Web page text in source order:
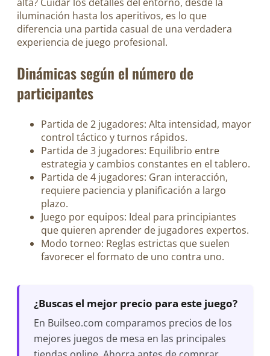
iluminación hasta los aperitivos, es lo que
diferencia una partida casual de una verdadera
experiencia de juego profesional.
Dinámicas según el número de
participantes
Partida de 2 jugadores: Alta intensidad, mayor
control táctico y turnos rápidos.
Partida de 3 jugadores: Equilibrio entre
estrategia y cambios constantes en el tablero.
Partida de 4 jugadores: Gran interacción,
requiere paciencia y planificación a largo
plazo.
Juego por equipos: Ideal para principiantes
que quieren aprender de jugadores expertos.
Modo torneo: Reglas estrictas que suelen
favorecer el formato de uno contra uno.
¿Buscas el mejor precio para este juego?
En Builseo.com comparamos precios de los
mejores juegos de mesa en las principales